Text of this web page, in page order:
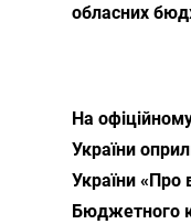
обласних
На
України
України «Про
Бюджетного